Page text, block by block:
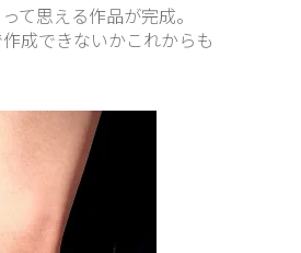
て思える作品が完成。
成できないかこれからも